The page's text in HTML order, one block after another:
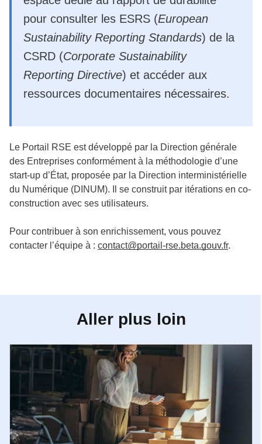
pour consulter les ESRS (European
Sustainability Reporting Standards) de la
CSRD (Corporate Sustainability
Reporting Directive) et accéder aux
ressources documentaires nécessaires.
Le Portail RSE est développé par la Direction générale
des Entreprises conformément à la méthodologie d’une
start-up d’État, proposée par la Direction interministérielle
du Numérique (DINUM). Il se construit par itérations en co-
construction avec ses utilisateurs.
Pour contribuer à son enrichissement, vous pouvez
contacter l’équipe à : contact@portail-rse.beta.gouv.fr.
Aller plus loin